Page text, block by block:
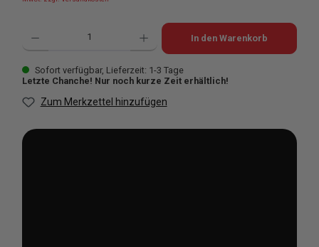
Produkt Anzahl: Gib den gewünschten Wert ein oder benutze die
In den Warenkorb
Sofort verfügbar, Lieferzeit: 1-3 Tage
Letzte Chanche! Nur noch kurze Zeit erhältlich!
Zum Merkzettel hinzufügen